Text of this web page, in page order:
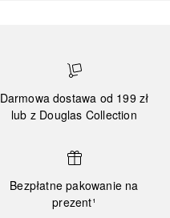
Darmowa dostawa od 199 zł
lub z Douglas Collection
Bezpłatne pakowanie na
prezent¹